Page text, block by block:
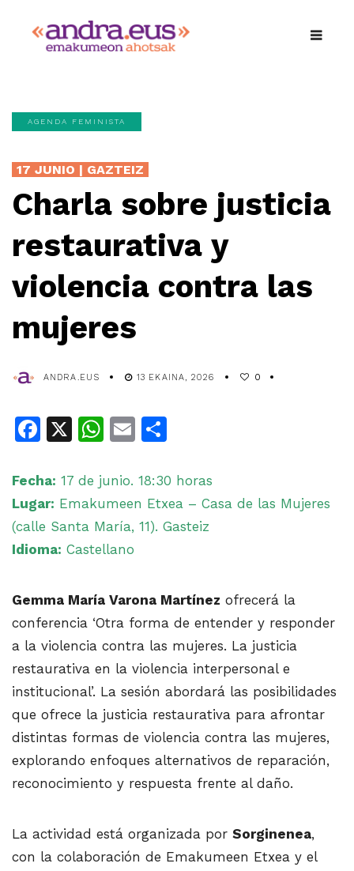
AGENDA FEMINISTA
17 JUNIO | GAZTEIZ
Charla sobre justicia
restaurativa y
violencia contra las
mujeres
ANDRA.EUS 13 EKAINA, 2026 0
Facebook
X WhatsApp
Email
Fecha: 17 de junio. 18:30 horas
Lugar: Emakumeen Etxea – Casa de las Mujeres
(calle Santa María, 11). Gasteiz
Idioma: Castellano
Gemma María Varona Martínez ofrecerá la
conferencia ‘Otra forma de entender y responder
a la violencia contra las mujeres. La justicia
restaurativa en la violencia interpersonal e
institucional’. La sesión abordará las posibilidades
que ofrece la justicia restaurativa para afrontar
distintas formas de violencia contra las mujeres,
explorando enfoques alternativos de reparación,
reconocimiento y respuesta frente al daño.
La actividad está organizada por Sorginenea,
con la colaboración de Emakumeen Etxea y el